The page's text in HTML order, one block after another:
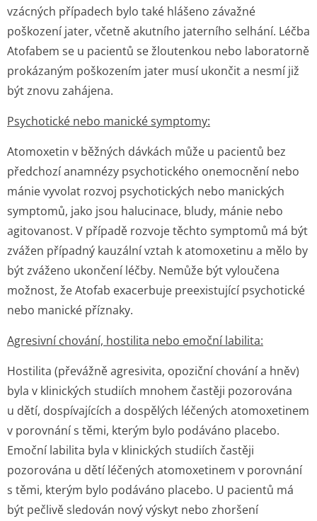
vzácných případech bylo také hlášeno závažné
poškození jater, včetně akutního jaterního selhání. Léčba
Atofabem se u pacientů se žloutenkou nebo laboratorně
prokázaným poškozením jater musí ukončit a nesmí již
být znovu zahájena.
Psychotické nebo manické symptomy:
Atomoxetin v běžných dávkách může u pacientů bez
předchozí anamnézy psychotického onemocnění nebo
mánie vyvolat rozvoj psychotických nebo manických
symptomů, jako jsou halucinace, bludy, mánie nebo
agitovanost. V případě rozvoje těchto symptomů má být
zvážen případný kauzální vztah k atomoxetinu a mělo by
být zváženo ukončení léčby. Nemůže být vyloučena
možnost, že Atofab exacerbuje preexistující psychotické
nebo manické příznaky.
Agresivní chování, hostilita nebo emoční labilita:
Hostilita (převážně agresivita, opoziční chování a hněv)
byla v klinických studiích mnohem častěji pozorována
u dětí, dospívajících a dospělých léčených atomoxetinem
v porovnání s těmi, kterým bylo podáváno placebo.
Emoční labilita byla v klinických studiích častěji
pozorována u dětí léčených atomoxetinem v porovnání
s těmi, kterým bylo podáváno placebo. U pacientů má
být pečlivě sledován nový výskyt nebo zhoršení